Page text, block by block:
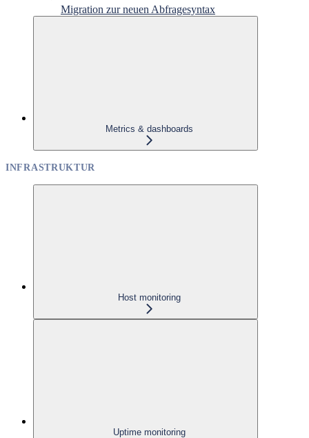
Migration zur neuen Abfragesyntax
Metrics & dashboards
INFRASTRUKTUR
Host monitoring
Uptime monitoring